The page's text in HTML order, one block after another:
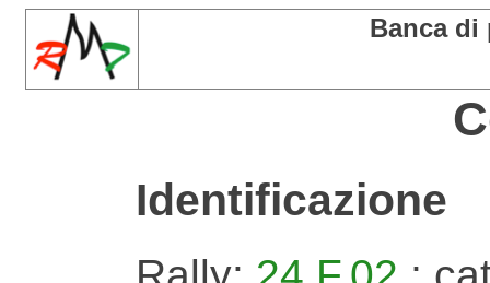
Banca di
Identificazione